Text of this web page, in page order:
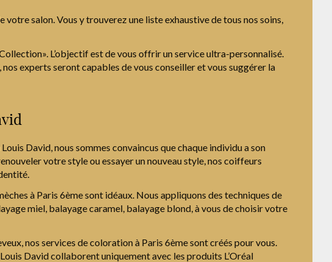
salon. Vous y trouverez une liste exhaustive de tous nos soins,
L’objectif est de vous offrir un service ultra-personnalisé.
experts seront capables de vous conseiller et vous suggérer la
David, nous sommes convaincus que chaque individu a son
votre style ou essayer un nouveau style, nos coiffeurs
à Paris 6ème sont idéaux. Nous appliquons des techniques de
miel, balayage caramel, balayage blond, à vous de choisir votre
nos services de coloration à Paris 6ème sont créés pour vous.
David collaborent uniquement avec les produits L’Oréal